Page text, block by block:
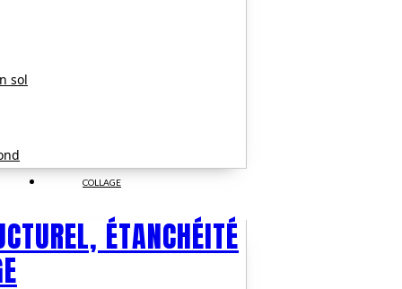
sol
COLLAGE
ÉTANCHÉITÉ